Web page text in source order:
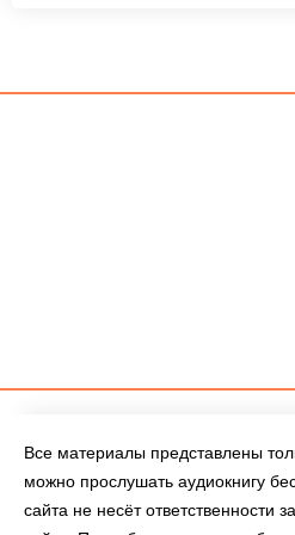
Все материалы представлены
можно прослушать аудиокнигу
сайта не несёт ответственности